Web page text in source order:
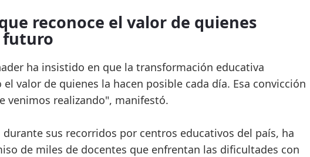
reconoce el valor de quienes
futuro
ha insistido en que la transformación educativa
valor de quienes la hacen posible cada día. Esa convicción
venimos realizando", manifestó.
sus recorridos por centros educativos del país, ha
de miles de docentes que enfrentan las dificultades con